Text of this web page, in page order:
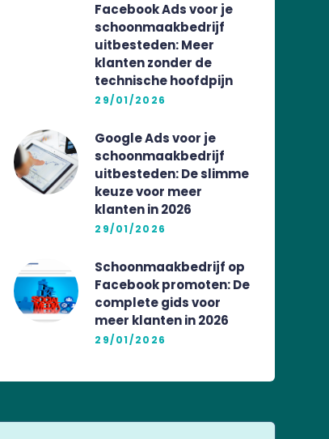
Facebook Ads voor je
schoonmaakbedrijf
uitbesteden: Meer
klanten zonder de
technische hoofdpijn
29/01/2026
Google Ads voor je
schoonmaakbedrijf
uitbesteden: De slimme
keuze voor meer
klanten in 2026
29/01/2026
Schoonmaakbedrijf op
Facebook promoten: De
complete gids voor
meer klanten in 2026
29/01/2026